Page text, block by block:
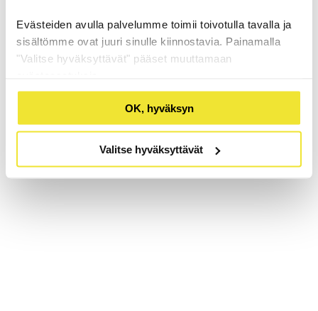
Evästeiden avulla palvelumme toimii toivotulla tavalla ja
sisältömme ovat juuri sinulle kiinnostavia. Painamalla
"Valitse hyväksyttävät" pääset muuttamaan
OK, hyväksyn
Valitse hyväksyttävät